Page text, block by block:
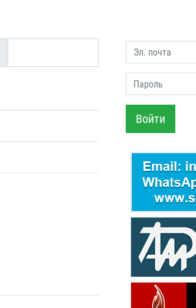
Эл. почта
Пароль
Войти